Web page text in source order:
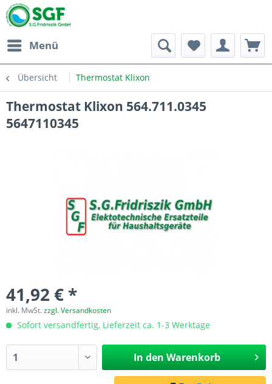
Menü
Übersicht Thermostat Klixon
Thermostat Klixon 564.711.0345
5647110345
41,92 € *
inkl. MwSt.zzgl. Versandkosten
Sofort versandfertig, Lieferzeit ca. 1-3 Werktage
In den Warenkorb